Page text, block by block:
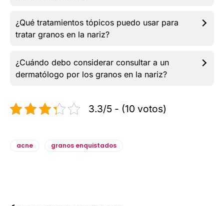
¿Qué tratamientos tópicos puedo usar para
tratar granos en la nariz?
¿Cuándo debo considerar consultar a un
dermatólogo por los granos en la nariz?
3.3/5 - (10 votos)
acne granos enquistados